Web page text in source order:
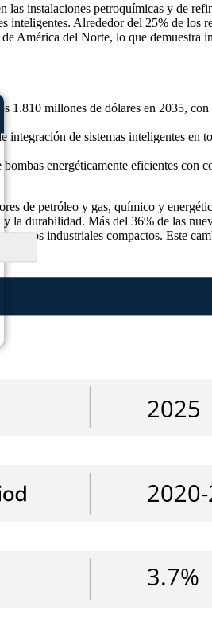
instalaciones petroquímicas y de
Alrededor del 25% de los
América del Norte, lo que demuestra
1.810 millones de dólares en 2035, con
de sistemas inteligentes en
energéticamente eficientes con
de petróleo y gas, químico y
la durabilidad. Más del 36% de las
industriales compactos. Este